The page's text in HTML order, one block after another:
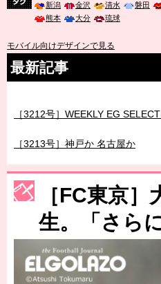
新潟
金沢 清水 磐田
熊本
大分 琉球
モバイル向けデザインで見る
最新記事
［3214号］WEST制覇
［3215号］WEEKLY EG
［3217号］最高の景色へ出国
［FC東京
生。「さら